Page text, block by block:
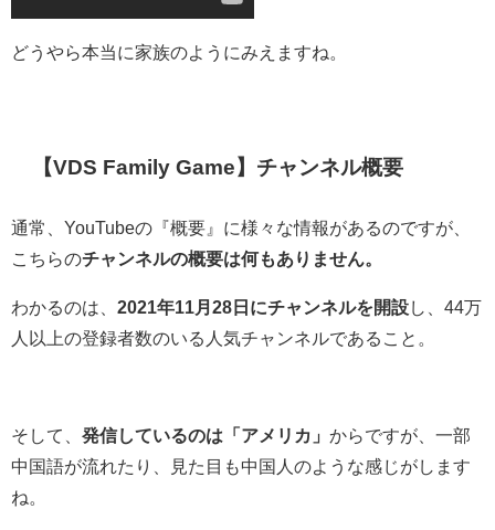
どうやら本当に家族のようにみえますね。
【VDS Family Game】チャンネル概要
通常、YouTubeの『概要』に様々な情報があるのですが、
こちらのチャンネルの概要は何もありません。
わかるのは、 2021年11月28日にチャンネルを開設し、44万
人以上の登録者数のいる人気チャンネルであること。
そして、 発信しているのは「アメリカ」 からですが、一部
中国語が流れたり、見た目も中国人のような感じがします
ね。